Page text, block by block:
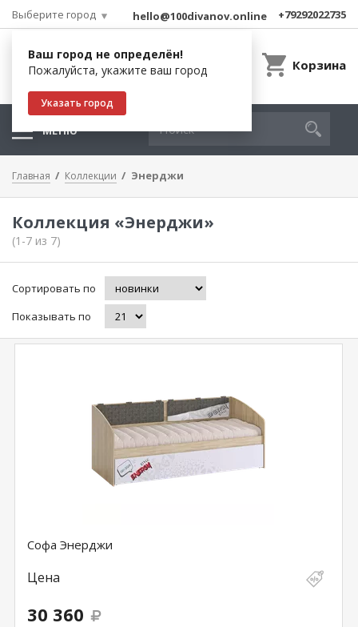
Выберите город
Ваш город не определён!
Пожалуйста, укажите ваш город
Указать город
hello@100divanov.online +79292022735
Корзина
МЕНЮ
Главная Коллекции Энерджи
Коллекция «Энерджи»
(1-7 из 7)
Сортировать по
Показывать по
Софа Энерджи
Цена
30 360